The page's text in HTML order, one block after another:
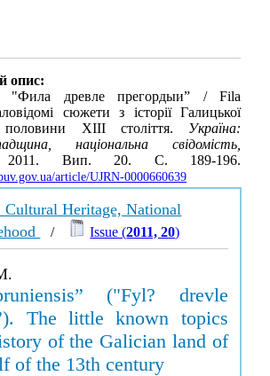
опис:
древле прегордыи” / Fila
сюжети з історії Галицької
ХІІІ століття. Україна:
національна свідомість,
Вип. 20. С. 189-196.
article/UJRN-0000660639
Cultural Heritage, National
/ Issue (2011, 20)
("Fyl? drevle
The little known topics
of the Galician land of
of the 13th century